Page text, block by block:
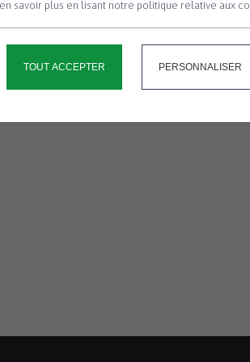
savoir plus en lisant notre politique relative aux
TOUT ACCEPTER PERSONNALISER